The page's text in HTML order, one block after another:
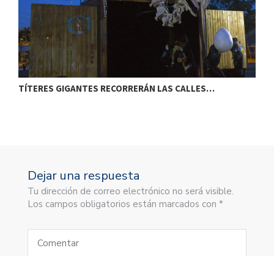
TÍTERES GIGANTES RECORRERÁN LAS CALLES…
Dejar una respuesta
Tu dirección de correo electrónico no será visible.
Los campos obligatorios están marcados con *